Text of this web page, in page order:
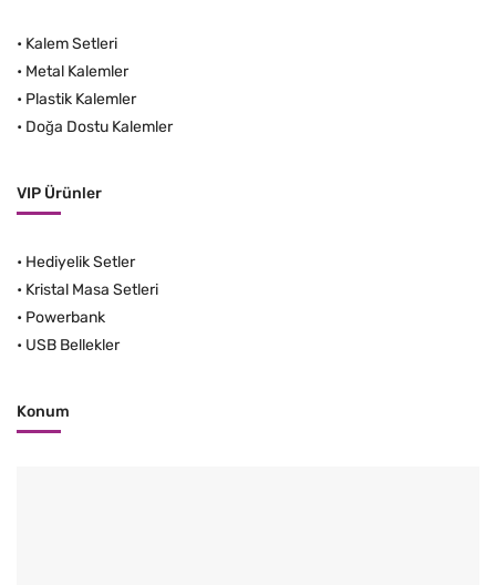
• Kalem Setleri
• Metal Kalemler
• Plastik Kalemler
• Doğa Dostu Kalemler
VIP Ürünler
• Hediyelik Setler
• Kristal Masa Setleri
• Powerbank
• USB Bellekler
Konum